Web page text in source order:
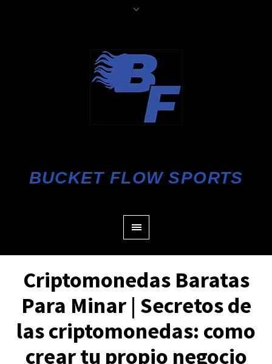
BUCKET FLOW SPORTS
Criptomonedas Baratas
Para Minar | Secretos de
las criptomonedas: como
crear tu propio negocio